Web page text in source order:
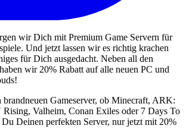
wir Dich mit Premium Game Servern für
Und jetzt lassen wir es richtig krachen
für Dich ausgedacht. Neben all den
wir 20% Rabatt auf alle neuen PC und
Gameserver, ob Minecraft, ARK:
Valheim, Conan Exiles oder 7 Days To
Deinen perfekten Server, nur jetzt mit 20%